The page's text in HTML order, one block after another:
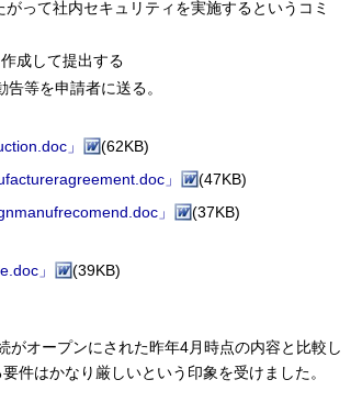
って社内セキュリティを実施するというコミ
成して提出する
等を申請者に送る。
」
(62KB)
」
(47KB)
」 (37KB)
」 (39KB)
オープンにされた昨年4月時点の内容と比較し
件はかなり厳しいという印象を受けました。